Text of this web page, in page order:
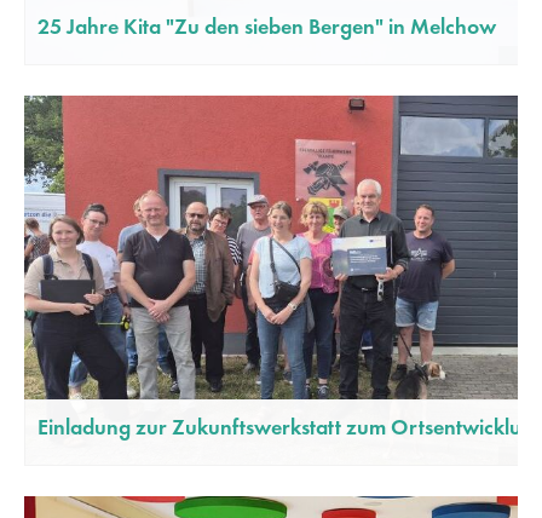
25 Jahre Kita "Zu den sieben Bergen" in Melchow
Einladung zur Zukunftswerkstatt zum